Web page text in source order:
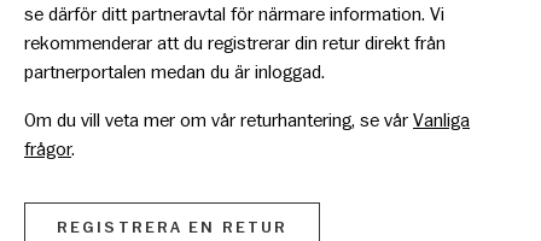
se därför ditt partneravtal för närmare information. Vi
rekommenderar att du registrerar din retur direkt från
partnerportalen medan du är inloggad.
Om du vill veta mer om vår returhantering, se vår Vanliga
frågor.
REGISTRERA EN RETUR